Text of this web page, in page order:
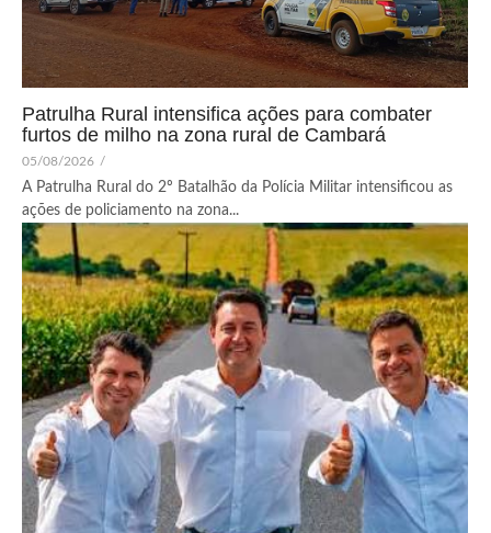
Patrulha Rural intensifica ações para combater
furtos de milho na zona rural de Cambará
05/08/2026 /
A Patrulha Rural do 2º Batalhão da Polícia Militar intensificou as
ações de policiamento na zona...